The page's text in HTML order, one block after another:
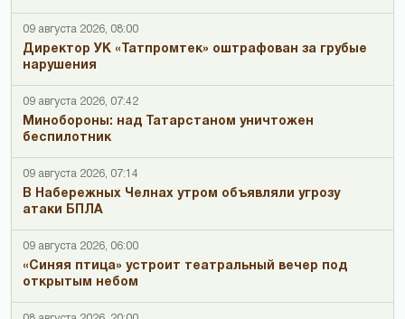
09 августа 2026, 08:00
Директор УК «Татпромтек» оштрафован за грубые
нарушения
09 августа 2026, 07:42
Минобороны: над Татарстаном уничтожен
беспилотник
09 августа 2026, 07:14
В Набережных Челнах утром объявляли угрозу
атаки БПЛА
09 августа 2026, 06:00
«Синяя птица» устроит театральный вечер под
открытым небом